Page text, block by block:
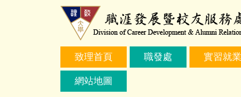
致理首頁 職發處 實習就
網站地圖